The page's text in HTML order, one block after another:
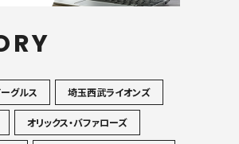
グルス
埼玉西武ライオンズ
オリックス・バファローズ